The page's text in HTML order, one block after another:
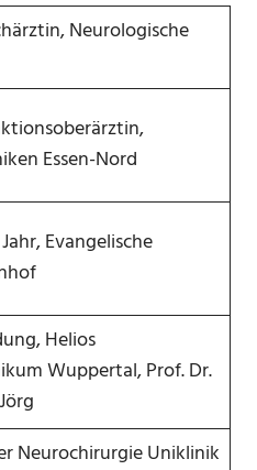
Neurologische
Essen-Nord
Evangelische
Helios
Wuppertal, Prof. Dr.
Neurochirurgie Uniklinik